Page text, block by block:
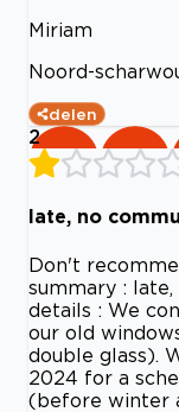
Miriam
Noord-
delen
2
late, no
Don't
summary :
details : We
our old
double glass).
2024 for a
(before winter